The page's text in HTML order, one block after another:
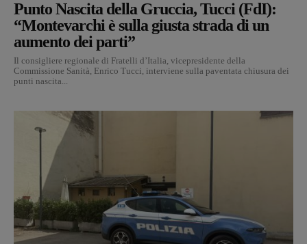
Punto Nascita della Gruccia, Tucci (FdI):
“Montevarchi è sulla giusta strada di un
aumento dei parti”
Il consigliere regionale di Fratelli d’Italia, vicepresidente della
Commissione Sanità, Enrico Tucci, interviene sulla paventata chiusura dei
punti nascita...